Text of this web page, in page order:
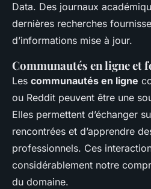
Data. Des journaux
dernières recherches
d’informations mise à jour.
Communautés en ligne et
Les communautés en ligne
ou Reddit peuvent être une
Elles permettent d’échanger
rencontrées et d’apprendre
professionnels. Ces
considérablement notre
du domaine.